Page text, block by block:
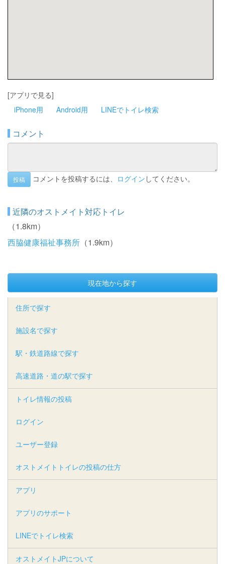
[アプリで見る]
iPhone用
Android用 LINEでトイレ検索
コメント
投稿 コメントを投稿するには、 ログイン してください。
近隣のオストメイト対応トイレ
（1.8km）
西脇健康福祉事務所 （1.9km）
現在地から探す
住所で探す
施設名で探す
駅・鉄道路線で探す
高速道路・道の駅で探す
トイレ情報の投稿
ログイン
ユーザー登録
オストメイトトイレの投稿の仕方
アプリ
アプリのサポート
LINEでトイレ検索
オストメイトJPについて